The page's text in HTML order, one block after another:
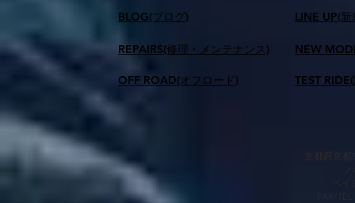
BLOG(ブログ)
REPAIRS(修理・メンテナンス)
OFF ROAD(オフロード)
LINE UP(
NEW
TEST
京都府京